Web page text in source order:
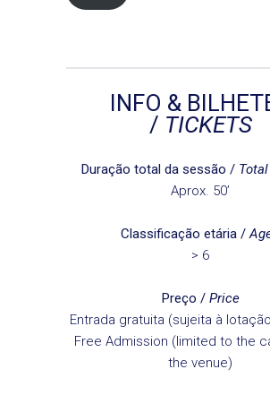
INFO &
/ TICKETS
Duração total da sessão /
Aprox. 50’
Classificação etária /
> 6
Preço / Price
Entrada gratuita (sujeita à
Free Admission (limited to the
the venue)